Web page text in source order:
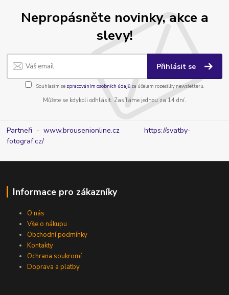
Nepropásněte novinky, akce a
slevy!
Přihlásit se
Souhlasím se zpracováním osobních údajůza účelem rozesílky newsletteru.
Můžete se kdykoli odhlásit. Zasíláme jednou za 14 dní.
Partneři - www.brousenionline.czhttps://svatby-
fotograf.cz/
Informace pro zákazníky
O nás
Vše o nákupu
Obchodní podmínky
Kontakty
Ochrana soukromí
Doprava a platby